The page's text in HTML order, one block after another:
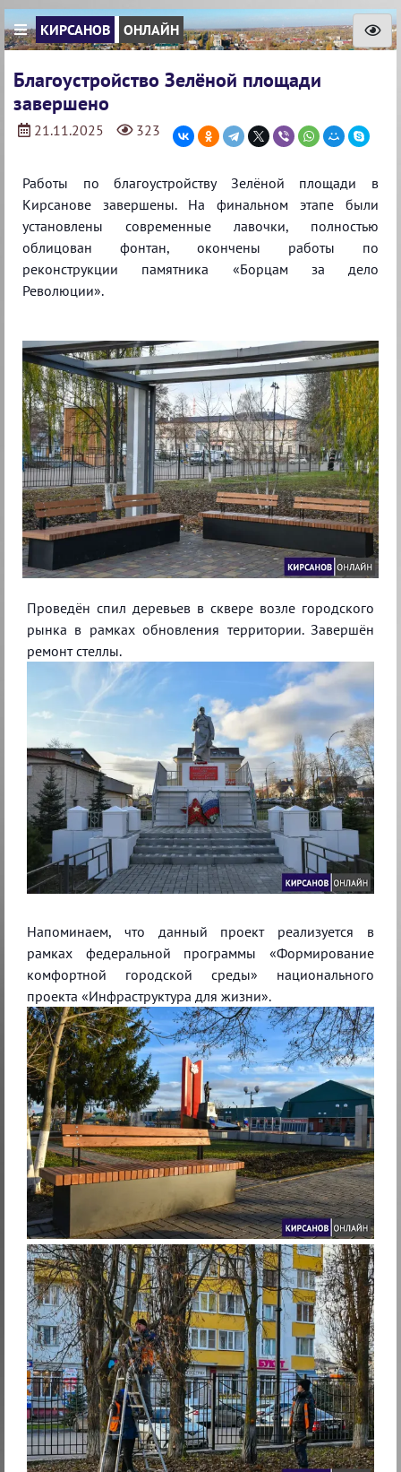
КИРСАНОВ ОНЛАЙН
Благоустройство Зелёной площади
завершено
21.11.2025 323
Работы по благоустройству Зелёной площади в
Кирсанове завершены. На финальном этапе были
установлены современные лавочки, полностью
облицован фонтан, окончены работы по
реконструкции памятника «Борцам за дело
Революции».
Проведён спил деревьев в сквере возле городского
рынка в рамках обновления территории. Завершён
ремонт стеллы.
Напоминаем, что данный проект реализуется в
рамках федеральной программы «Формирование
комфортной городской среды» национального
проекта «Инфраструктура для жизни».